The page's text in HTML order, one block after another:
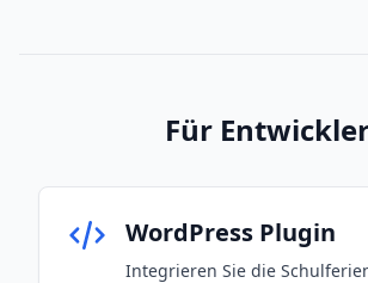
Für
WordPress Plugin
Integrieren Sie die